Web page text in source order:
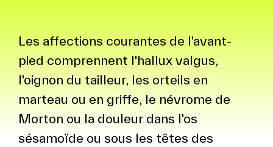
Les affections courantes de l'avant-
pied comprennent l'hallux valgus,
l'oignon du tailleur, les orteils en
marteau ou en griffe, le névrome de
Morton ou la douleur dans l'os
sésamoïde ou sous les têtes des